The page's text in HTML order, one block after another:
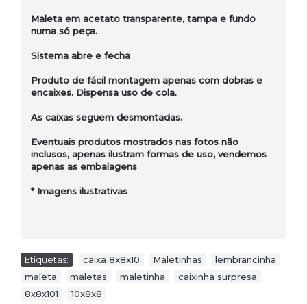
Maleta em acetato transparente, tampa e fundo
numa só peça.
Sistema abre e fecha
Produto de fácil montagem apenas com dobras e
encaixes. Dispensa uso de cola.
As caixas seguem desmontadas.
Eventuais produtos mostrados nas fotos não
inclusos, apenas ilustram formas de uso, vendemos
apenas as embalagens
* Imagens ilustrativas
Etiquetas: caixa 8x8x10 Maletinhas lembrancinha
maleta
maletas maletinha caixinha surpresa
8x8x101
10x8x8